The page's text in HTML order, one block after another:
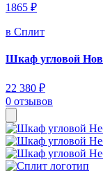
1865 ₽
в Сплит
Шкаф угловой
22 380 ₽
0 отзывов